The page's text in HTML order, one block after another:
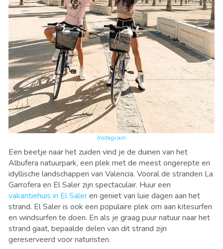
Instagram
Een beetje naar het zuiden vind je de duinen van het
Albufera natuurpark, een plek met de meest ongerepte en
idyllische landschappen van Valencia. Vooral de stranden La
Garrofera en El Saler zijn spectaculair. Huur een
vakantiehuis in El Saleren geniet van luie dagen aan het
strand. El Saler is ook een populaire plek om aan kitesurfen
en windsurfen te doen. En als je graag puur natuur naar het
strand gaat, bepaalde delen van dit strand zijn
gereserveerd voor naturisten.